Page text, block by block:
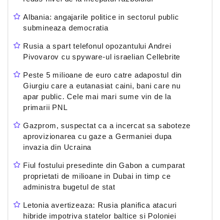
Albania: angajarile politice in sectorul public
submineaza democratia
Rusia a spart telefonul opozantului Andrei
Pivovarov cu spyware-ul israelian Cellebrite
Peste 5 milioane de euro catre adapostul din
Giurgiu care a eutanasiat caini, bani care nu
apar public. Cele mai mari sume vin de la
primarii PNL
Gazprom, suspectat ca a incercat sa saboteze
aprovizionarea cu gaze a Germaniei dupa
invazia din Ucraina
Fiul fostului presedinte din Gabon a cumparat
proprietati de milioane in Dubai in timp ce
administra bugetul de stat
Letonia avertizeaza: Rusia planifica atacuri
hibride impotriva statelor baltice si Poloniei